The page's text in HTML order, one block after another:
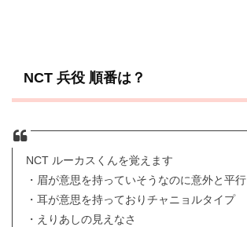
NCT 兵役 順番は？
NCT ルーカスくんを覚えます
・眉が意思を持っていそうなのに意外と平行
・耳が意思を持っておりチャニョルタイプ
・えりあしの見えなさ